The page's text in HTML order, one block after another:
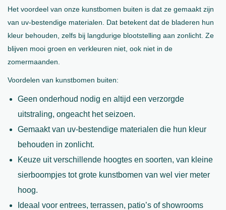
Het voordeel van onze kunstbomen buiten is dat ze gemaakt zijn
van uv-bestendige materialen. Dat betekent dat de bladeren hun
kleur behouden, zelfs bij langdurige blootstelling aan zonlicht. Ze
blijven mooi groen en verkleuren niet, ook niet in de
zomermaanden.
Voordelen van kunstbomen buiten:
Geen onderhoud nodig en altijd een verzorgde
uitstraling, ongeacht het seizoen.
Gemaakt van uv-bestendige materialen die hun kleur
behouden in zonlicht.
Keuze uit verschillende hoogtes en soorten, van kleine
sierboompjes tot grote kunstbomen van wel vier meter
hoog.
Ideaal voor entrees, terrassen, patio’s of showrooms